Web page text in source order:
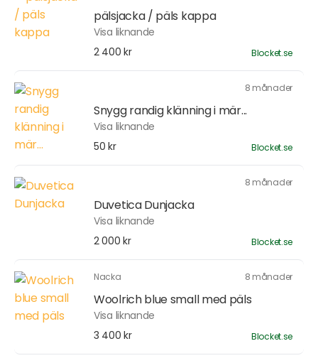
pälsjacka / päls kappa
Visa liknande
2 400 kr
Blocket.se
8 månader
Snygg randig klänning i mär...
Visa liknande
50 kr
Blocket.se
8 månader
Duvetica Dunjacka
Visa liknande
2 000 kr
Blocket.se
Nacka 8 månader
Woolrich blue small med päls
Visa liknande
3 400 kr
Blocket.se